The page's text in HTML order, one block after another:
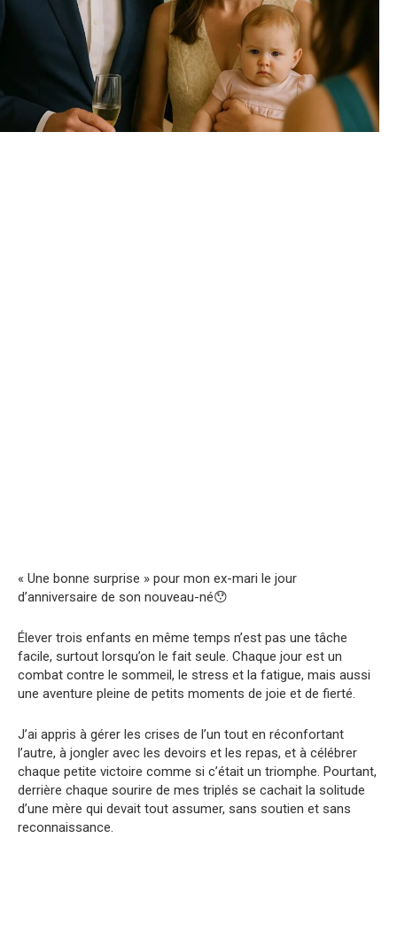
« Une bonne surprise » pour mon ex-mari le jour
d’anniversaire de son nouveau-né😯
Élever trois enfants en même temps n’est pas une tâche
facile, surtout lorsqu’on le fait seule. Chaque jour est un
combat contre le sommeil, le stress et la fatigue, mais aussi
une aventure pleine de petits moments de joie et de fierté.
J’ai appris à gérer les crises de l’un tout en réconfortant
l’autre, à jongler avec les devoirs et les repas, et à célébrer
chaque petite victoire comme si c’était un triomphe. Pourtant,
derrière chaque sourire de mes triplés se cachait la solitude
d’une mère qui devait tout assumer, sans soutien et sans
reconnaissance.